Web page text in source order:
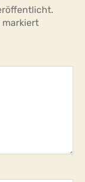
markiert